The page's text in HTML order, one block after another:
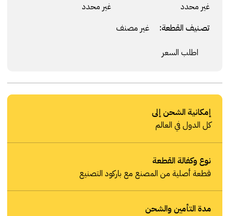
غير محدد
غير محدد
تصنيف القطعة: غير مصنف
اطلب السعر
إمكانية الشحن إلى
كل الدول في العالم
نوع وكفالة القطعة
قطعة أصلية من المصنع مع باركود التصنيع
مدة التأمين والشحن